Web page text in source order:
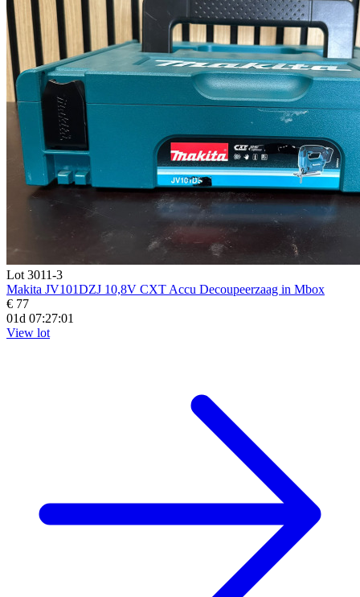
Lot 3011-3
Makita JV101DZJ 10,8V CXT Accu Decoupeerzaag in Mbox
€ 77
01d 07:26:59
View lot